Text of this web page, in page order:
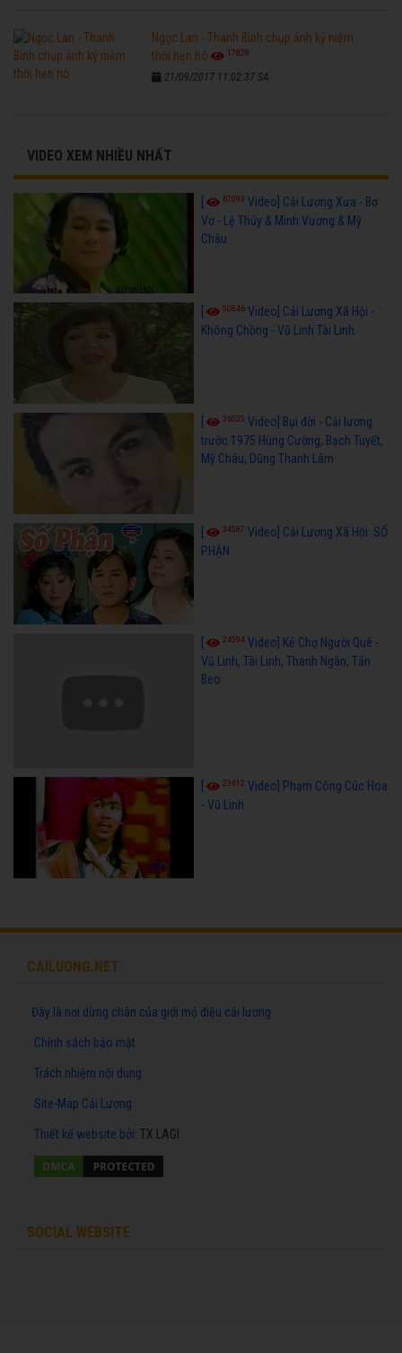
Ngọc Lan - Thanh Bình chụp ảnh kỷ niệm
thời hẹn hò
17828
21/09/2017 11:02:37 SA
VIDEO XEM NHIỀU NHẤT
[ 67093 Video] Cải Lương Xưa - Bơ
Vơ - Lệ Thủy & Minh Vương & Mỹ
Châu
50846 Video] Cải Lương Xã Hội -
Không Chồng - Vũ Linh Tài Linh
36025 Video] Bụi đời - Cải lương
trước 1975 Hùng Cường, Bạch Tuyết,
Mỹ Châu, Dũng Thanh Lâm
34587 Video] Cải Lương Xã Hội: SỐ
PHẬN
24594 Video] Kẻ Chợ Người Quê -
Vũ Linh, Tài Linh, Thanh Ngân, Tấn
Beo
23612 Video] Phạm Công Cúc Hoa
- Vũ Linh
CAILUONG.NET
Đây là nơi dừng chân của giới mộ điệu cải lương
Chính sách bảo mật
Trách nhiệm nội dung
Site-Map Cải Lương
Thiết kế website bởi: TX LAGI
SOCIAL WEBSITE